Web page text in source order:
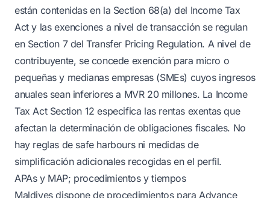
están contenidas en la Section 68(a) del Income Tax
Act y las exenciones a nivel de transacción se regulan
en Section 7 del Transfer Pricing Regulation. A nivel de
contribuyente, se concede exención para micro o
pequeñas y medianas empresas (SMEs) cuyos ingresos
anuales sean inferiores a MVR 20 millones. La Income
Tax Act Section 12 especifica las rentas exentas que
afectan la determinación de obligaciones fiscales. No
hay reglas de safe harbours ni medidas de
simplificación adicionales recogidas en el perfil.
APAs y MAP; procedimientos y tiempos
Maldives dispone de procedimientos para Advance